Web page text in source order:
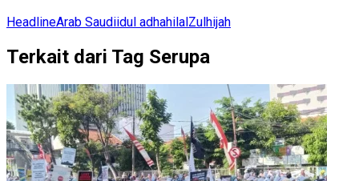
HeadlineArab Saudiidul adhahilalZulhijah
Terkait dari Tag Serupa